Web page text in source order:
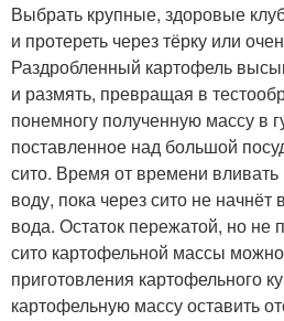
Выбрать крупные, здоровые
и протереть через тёрку или
Раздробленный картофель
и размять, превращая в
понемногу полученную массу в
поставленное над большой
сито. Время от времени
воду, пока через сито не начнёт
вода. Остаток пережатой, но не
сито картофельной массы
приготовления картофельного
картофельную массу оставить